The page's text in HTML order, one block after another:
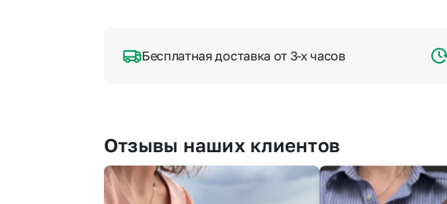
Бесплатная доставка от 3-х часов
Отзывы наших клиентов